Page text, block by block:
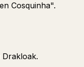
Cosquinha".
Drakloak.